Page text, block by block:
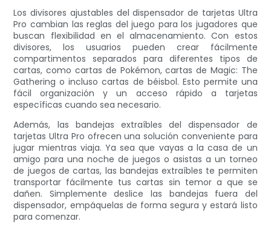
Los divisores ajustables del dispensador de tarjetas Ultra
Pro cambian las reglas del juego para los jugadores que
buscan flexibilidad en el almacenamiento. Con estos
divisores, los usuarios pueden crear fácilmente
compartimentos separados para diferentes tipos de
cartas, como cartas de Pokémon, cartas de Magic: The
Gathering o incluso cartas de béisbol. Esto permite una
fácil organización y un acceso rápido a tarjetas
específicas cuando sea necesario.
Además, las bandejas extraíbles del dispensador de
tarjetas Ultra Pro ofrecen una solución conveniente para
jugar mientras viaja. Ya sea que vayas a la casa de un
amigo para una noche de juegos o asistas a un torneo
de juegos de cartas, las bandejas extraíbles te permiten
transportar fácilmente tus cartas sin temor a que se
dañen. Simplemente deslice las bandejas fuera del
dispensador, empáquelas de forma segura y estará listo
para comenzar.